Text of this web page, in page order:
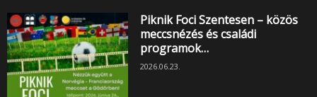
Piknik Foci Szentesen – közös
meccsnézés és családi
programok…
2026.06.23.